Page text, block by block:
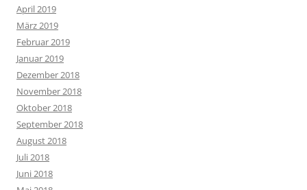
April 2019
März 2019
Februar 2019
Januar 2019
Dezember 2018
November 2018
Oktober 2018
September 2018
August 2018
Juli 2018
Juni 2018